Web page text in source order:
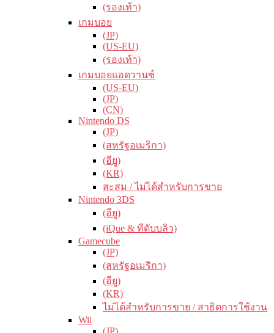
(รองเท้า)
เกมบอย
(JP)
(US-EU)
(รองเท้า)
เกมบอยแอดวานซ์
(US-EU)
(JP)
(CN)
Nintendo DS
(JP)
(สหรัฐอเมริกา)
(อียู)
(KR)
สะสม / ไม่ได้สำหรับการขาย
Nintendo 3DS
(อียู)
(iQue & ทีดับบลิว)
Gamecube
(JP)
(สหรัฐอเมริกา)
(อียู)
(KR)
ไม่ได้สำหรับการขาย / สาธิตการใช้งาน
Wii